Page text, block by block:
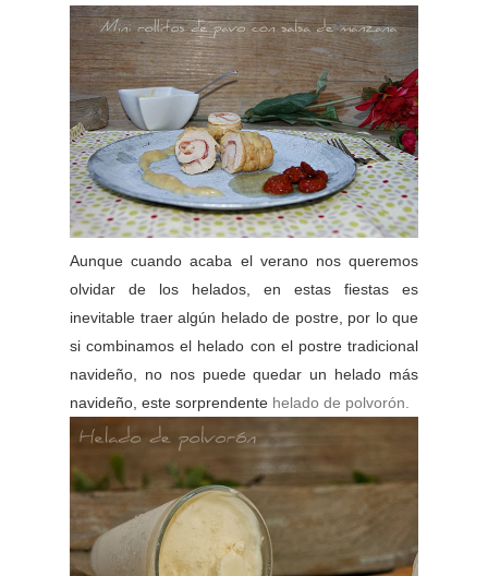
Aunque cuando acaba el verano nos queremos
olvidar de los helados, en estas fiestas es
inevitable traer algún helado de postre, por lo que
si combinamos el helado con el postre tradicional
navideño, no nos puede quedar un helado más
navideño, este sorprendente helado de polvorón.